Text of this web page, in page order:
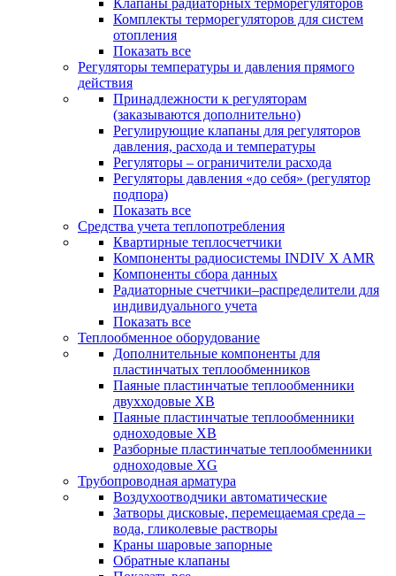
Клапаны радиаторных терморегуляторов
Комплекты терморегуляторов для систем
отопления
Показать все
Регуляторы температуры и давления прямого
действия
Принадлежности к регуляторам
(заказываются дополнительно)
Регулирующие клапаны для регуляторов
давления, расхода и температуры
Регуляторы – ограничители расхода
Регуляторы давления «до себя» (регулятор
подпора)
Показать все
Средства учета теплопотребления
Квартирные теплосчетчики
Компоненты радиосистемы INDIV X AMR
Компоненты сбора данных
Радиаторные счетчики–распределители для
индивидуального учета
Показать все
Теплообменное оборудование
Дополнительные компоненты для
пластинчатых теплообменников
Паяные пластинчатые теплообменники
двухходовые XB
Паяные пластинчатые теплообменники
одноходовые ХВ
Разборные пластинчатые теплообменники
одноходовые ХG
Трубопроводная арматура
Воздухоотводчики автоматические
Затворы дисковые, перемещаемая среда –
вода, гликолевые растворы
Краны шаровые запорные
Обратные клапаны